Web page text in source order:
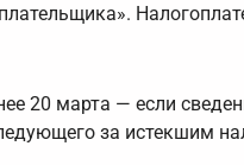
20 марта — если
за истекшим